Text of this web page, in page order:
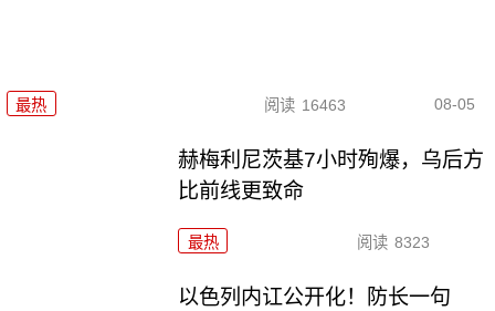
最热 阅读 16463 08-05
赫梅利尼茨基7小时殉爆，乌后方
比前线更致命
最热 阅读 8323
以色列内讧公开化！防长一句